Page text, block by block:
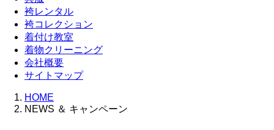
袴レンタル
袴コレクション
着付け教室
着物クリーニング
会社概要
サイトマップ
HOME
NEWS ＆ キャンペーン